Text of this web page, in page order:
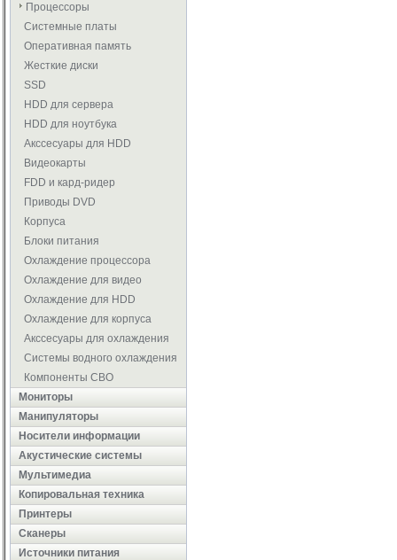
Процессоры
Системные платы
Оперативная память
Жесткие диски
SSD
HDD для сервера
HDD для ноутбука
Акссесуары для HDD
Видеокарты
FDD и кард-ридер
Приводы DVD
Корпуса
Блоки питания
Охлаждение процессора
Охлаждение для видео
Охлаждение для HDD
Охлаждение для корпуса
Акссесуары для охлаждения
Системы водного охлаждения
Компоненты СВО
Мониторы
Манипуляторы
Носители информации
Акустические системы
Мультимедиа
Копировальная техника
Принтеры
Сканеры
Источники питания